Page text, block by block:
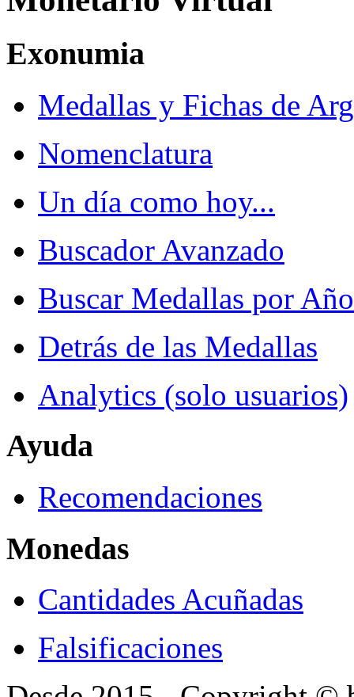
Exonumia
Medallas y Fichas de
Nomenclatura
Un día como hoy...
Buscador Avanzado
Buscar Medallas por Año
Detrás de las Medallas
Analytics (solo usuarios)
Ayuda
Recomendaciones
Monedas
Cantidades Acuñadas
Falsificaciones